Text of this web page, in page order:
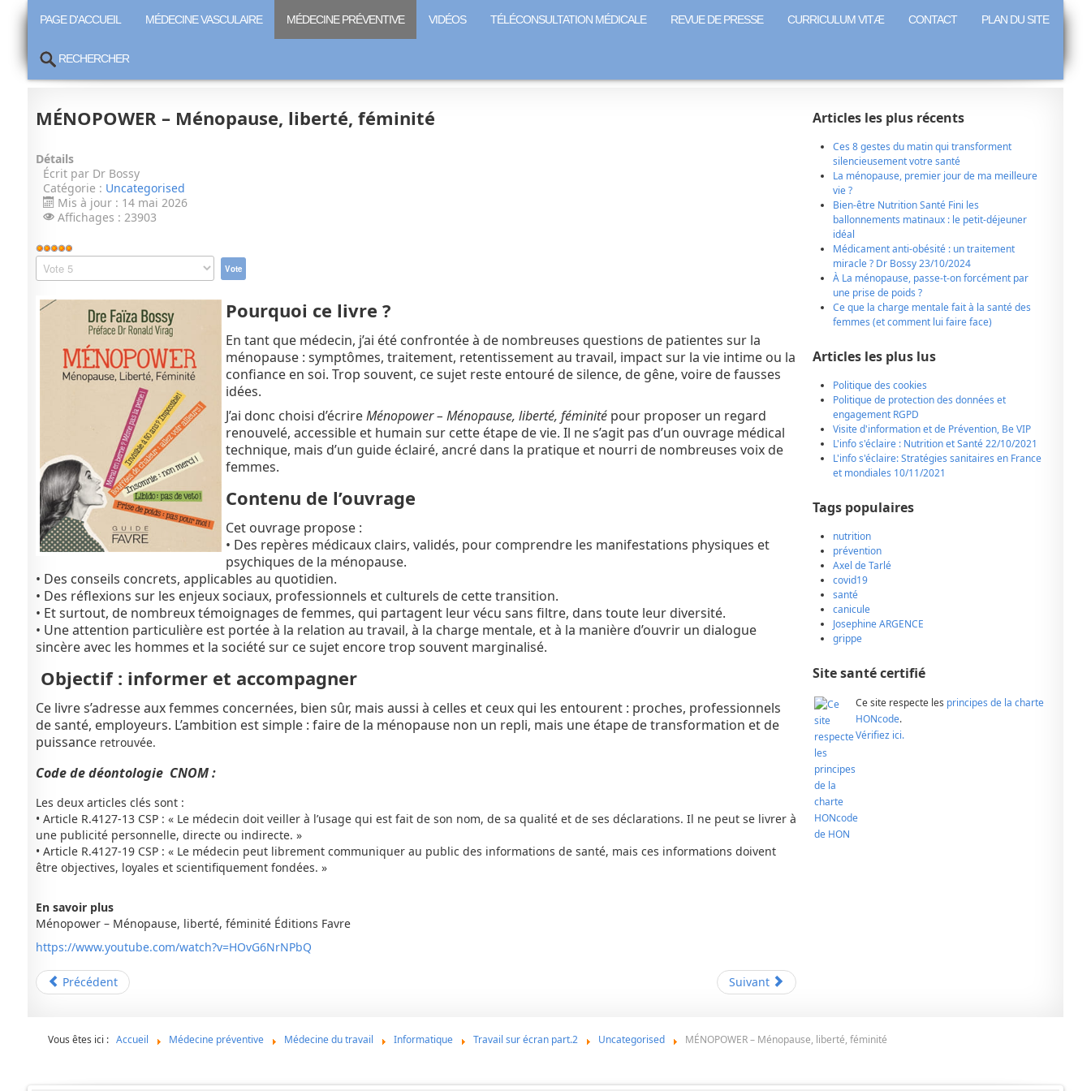
PAGE D'ACCUEIL MÉDECINE VASCULAIRE MÉDECINE PRÉVENTIVE VIDÉOS TÉLÉCONSULTATION MÉDICALE REVUE DE PRESSE CURRICULUM VITÆ CONTACT PLAN DU SITE
RECHERCHER
MÉNOPOWER – Ménopause, liberté, féminité
Détails
Écrit par Dr Bossy
Catégorie : Uncategorised
Mis à jour : 14 mai 2026
Affichages : 23903
Vote
utilisateur:
Veuillez
voter
Pourquoi ce livre ?
En tant que médecin, j’ai été confrontée à de nombreuses questions de patientes sur la
ménopause : symptômes, traitement, retentissement au travail, impact sur la vie intime ou la
confiance en soi. Trop souvent, ce sujet reste entouré de silence, de gêne, voire de fausses
idées.
J’ai donc choisi d’écrireMénopower – Ménopause, liberté, féminitépour proposer un regard
renouvelé, accessible et humain sur cette étape de vie. Il ne s’agit pas d’un ouvrage médical
technique, mais d’un guide éclairé, ancré dans la pratique et nourri de nombreuses voix de
femmes.
Contenu de l’ouvrage
Cet ouvrage propose :
• Des repères médicaux clairs, validés, pour comprendre les manifestations physiques et
psychiques de la ménopause.
• Des conseils concrets, applicables au quotidien.
• Des réflexions sur les enjeux sociaux, professionnels et culturels de cette transition.
• Et surtout, de nombreux témoignages de femmes, qui partagent leur vécu sans filtre, dans toute leur diversité.
• Une attention particulière est portée à la relation au travail, à la charge mentale, et à la manière d’ouvrir un dialogue
sincère avec les hommes et la société sur ce sujet encore trop souvent marginalisé.
Objectif : informer et accompagner
Ce livre s’adresse aux femmes concernées, bien sûr, mais aussi à celles et ceux qui les entourent : proches, professionnels
de santé, employeurs. L’ambition est simple : faire de la ménopause non un repli, mais une étape de transformation et de
puissance retrouvée.
Code de déontologie CNOM :
Les deux articles clés sont :
• Article R.4127-13 CSP : « Le médecin doit veiller à l’usage qui est fait de son nom, de sa qualité et de ses déclarations. Il ne peut se livrer à
une publicité personnelle, directe ou indirecte. »
• Article R.4127-19 CSP : « Le médecin peut librement communiquer au public des informations de santé, mais ces informations doivent
être objectives, loyales et scientifiquement fondées. »
En savoir plus
Ménopower – Ménopause, liberté, féminité Éditions Favre
https://www.youtube.com/watch?v=HOvG6NrNPbQ
Précédent Suivant
Articles les plus récents
Ces 8 gestes du matin qui transforment
silencieusement votre santé
La ménopause, premier jour de ma meilleure
vie ?
Bien-être Nutrition Santé Fini les
ballonnements matinaux : le petit-déjeuner
idéal
Médicament anti-obésité : un traitement
miracle ? Dr Bossy 23/10/2024
À La ménopause, passe-t-on forcément par
une prise de poids ?
Ce que la charge mentale fait à la santé des
femmes (et comment lui faire face)
Articles les plus lus
Politique des cookies
Politique de protection des données et
engagement RGPD
Visite d'information et de Prévention, Be VIP
L'info s'éclaire : Nutrition et Santé 22/10/2021
L'info s'éclaire: Stratégies sanitaires en France
et mondiales 10/11/2021
Tags populaires
nutrition
prévention
Axel de Tarlé
covid19
santé
canicule
Josephine ARGENCE
grippe
Site santé certifié
Ce site respecte les principes de la charte
HONcode.
Vérifiez ici.
Vous êtes ici : Accueil Médecine préventive Médecine du travail Informatique Travail sur écran part.2 Uncategorised MÉNOPOWER – Ménopause, liberté, féminité